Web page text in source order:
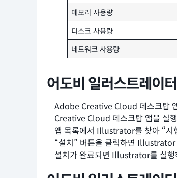
메모리 사용량
디스크 사용량
네트워크 사용량
어도비 일러스트레이
Adobe Creative Cloud 데스크탑
Creative Cloud 데스크탑 앱을 실
앱 목록에서 Illustrator를 찾아 “시
“설치” 버튼을 클릭하면 Illustrator
설치가 완료되면 Illustrator를 실행